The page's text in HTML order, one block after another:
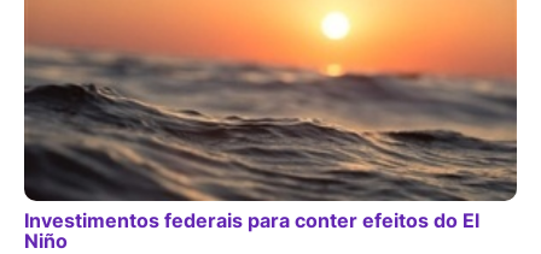
Investimentos federais para conter efeitos do El
Niño